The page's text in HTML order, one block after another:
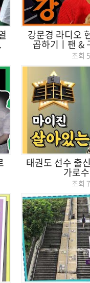
강문경 라디오
곱하기ㅣ팬 &
조회
태권도 선수 출
가로
조회